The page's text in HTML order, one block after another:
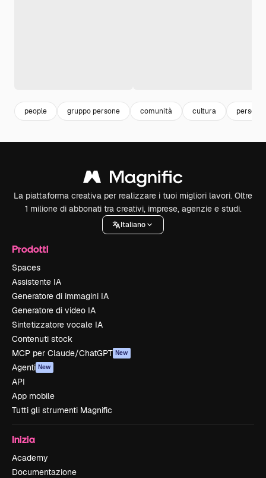
people gruppo persone comunità cultura persone
La piattaforma creativa per realizzare i tuoi migliori lavori. Oltre
1 milione di abbonati tra creativi, imprese, agenzie e studi.
Italiano
Prodotti
Spaces
Assistente IA
Generatore di immagini IA
Generatore di video IA
Sintetizzatore vocale IA
Contenuti stock
MCP per Claude/ChatGPT New
Agenti New
API
App mobile
Tutti gli strumenti Magnific
Inizia
Academy
Documentazione